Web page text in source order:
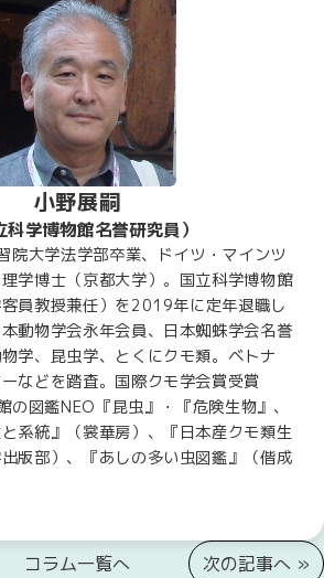
小野展嗣
科学博物館名誉研究員）
院大学法学部卒業、ドイツ・マインツ
学博士（京都大学）。国立科学博物館
員教授兼任）を2019年に定年退職し
動物学会永年会員、日本蜘蛛学会名誉
学、昆虫学、とくにクモ類。ベトナ
などを踏査。国際クモ学会賞受賞
の図鑑NEO『昆虫』・『危険生物』、
と系統』（裳華房）、『日本産クモ類生
版部）、『あしの多い虫図鑑』（偕成
コラム一覧へ 次の記事へ »